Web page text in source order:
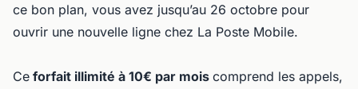
ce bon plan, vous avez jusqu’au 26 octobre pour
ouvrir une nouvelle ligne chez La Poste Mobile.
Ce forfait illimité à 10€ par mois comprend les appels,